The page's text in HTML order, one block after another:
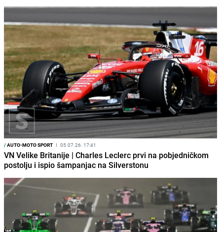
/AUTO-MOTO SPORT I 05.07.26. 17:41
VN Velike Britanije | Charles Leclerc prvi na pobjedničkom
postolju i ispio šampanjac na Silverstonu